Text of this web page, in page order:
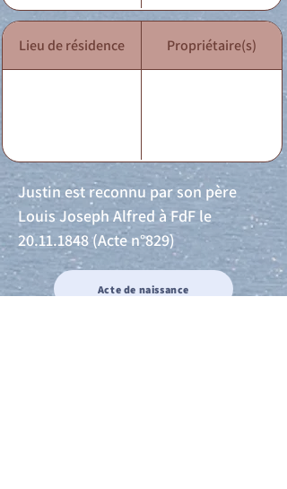
Lieu de résidence Propriétaire(s)
Justin est reconnu par son père
Louis Joseph Alfred à FdF le
20.11.1848(Acte n°829)
Acte de naissance